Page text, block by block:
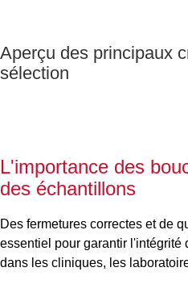
Aperçu des principaux
sélection
L'importance des
des échantillons
Des fermetures correctes et de
essentiel pour garantir l'intégrité
dans les cliniques, les